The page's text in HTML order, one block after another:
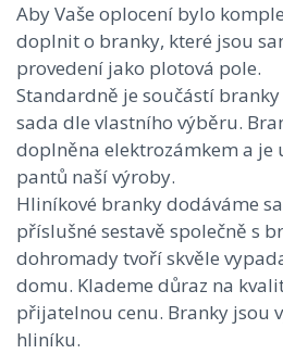
Aby Vaše oplocení bylo
doplnit o branky, které jsou
provedení jako plotová pole.
Standardně je součástí branky
sada dle vlastního výběru.
doplněna elektrozámkem a je
pantů naší výroby.
Hliníkové branky dodáváme
příslušné sestavě společně s
dohromady tvoří skvěle
domu. Klademe důraz na
přijatelnou cenu. Branky jsou
hliníku.